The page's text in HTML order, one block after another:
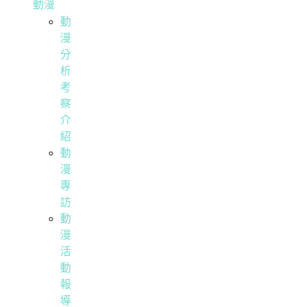
動漫
動
漫
分
析
考
察
介
紹
動
漫
專
訪
動
漫
活
動
報
導